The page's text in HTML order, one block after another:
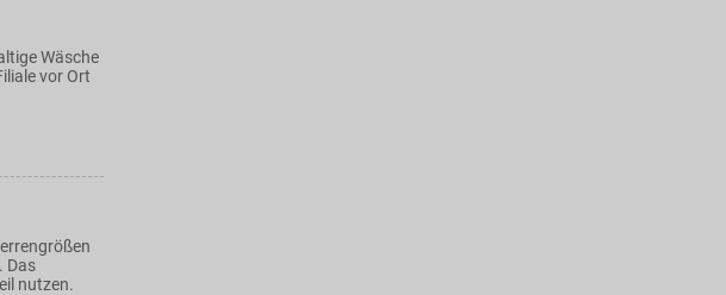
Wäsche
vor Ort
Das
nutzen.